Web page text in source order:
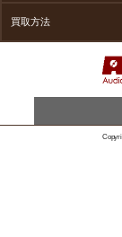
買取方法